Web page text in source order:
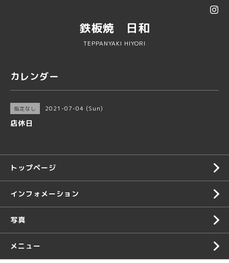
鉄板焼 日和
TEPPANYAKI HIYORI
カレンダー
指定なし 2021-07-04 (Sun)
店休日
トップページ
インフォメーション
写真
メニュー